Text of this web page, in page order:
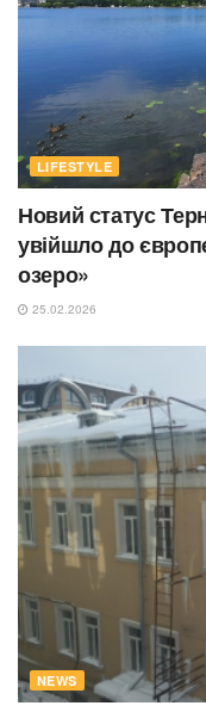
LIFESTYLE
Новий статус
увійшло до
озеро»
25.02.2026
NEWS